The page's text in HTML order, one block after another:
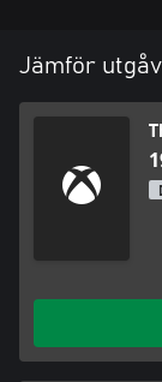
Jämför